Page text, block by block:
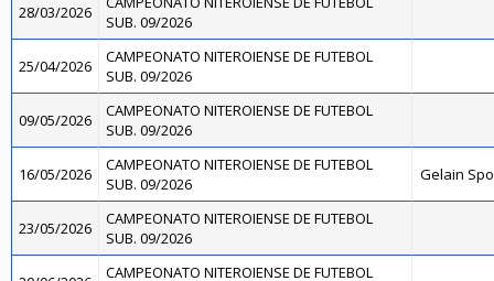
28/03/2026
SUB. 09/2026
25/04/2026
CAMPEONATO NITEROIENSE DE FUTEBOL
SUB. 09/2026
09/05/2026
CAMPEONATO NITEROIENSE DE FUTEBOL
SUB. 09/2026
16/05/2026
CAMPEONATO NITEROIENSE DE FUTEBOL
SUB. 09/2026
Gelain
23/05/2026
CAMPEONATO NITEROIENSE DE FUTEBOL
SUB. 09/2026
CAMPEONATO NITEROIENSE DE FUTEBOL